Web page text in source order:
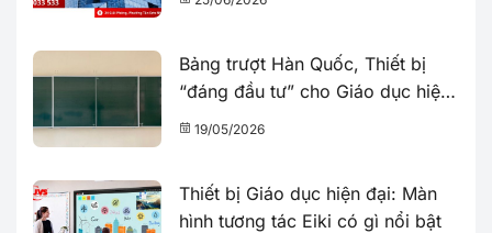
Bảng trượt Hàn Quốc, Thiết bị
“đáng đầu tư” cho Giáo dục hiện
đại19/05/2026
Thiết bị Giáo dục hiện đại: Màn
hình tương tác Eiki có gì nổi bật